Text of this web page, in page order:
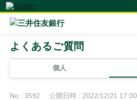
個人
よくあるご質問
No : 3592 公開日時 : 2022/12/21 17:00